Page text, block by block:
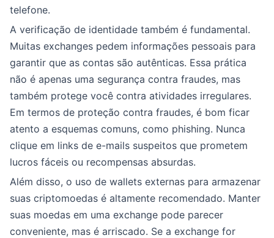
telefone.
A verificação de identidade também é fundamental.
Muitas exchanges pedem informações pessoais para
garantir que as contas são autênticas. Essa prática
não é apenas uma segurança contra fraudes, mas
também protege você contra atividades irregulares.
Em termos de proteção contra fraudes, é bom ficar
atento a esquemas comuns, como phishing. Nunca
clique em links de e-mails suspeitos que prometem
lucros fáceis ou recompensas absurdas.
Além disso, o uso de wallets externas para armazenar
suas criptomoedas é altamente recomendado. Manter
suas moedas em uma exchange pode parecer
conveniente, mas é arriscado. Se a exchange for